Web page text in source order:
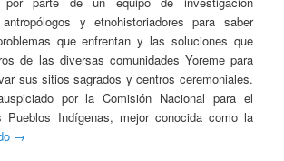
y etnohistoriadores para saber
que enfrentan y las soluciones que
de las diversas comunidades Yoreme para
sus sitios sagrados y centros ceremoniales.
por la Comisión Nacional para el
Pueblos Indígenas, mejor conocida como la
→